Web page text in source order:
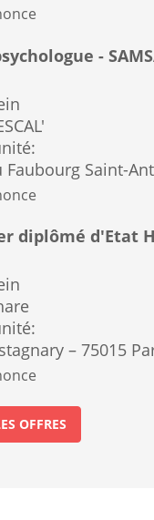
-
Faubourg Saint-
diplômé d'Etat
– 75015
OFFRES